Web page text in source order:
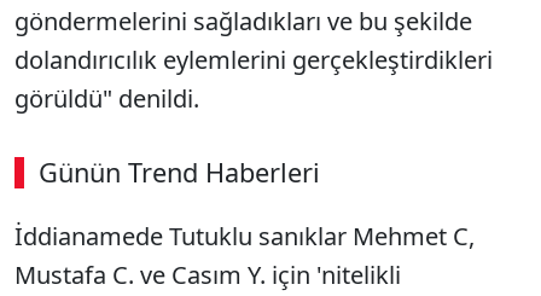
göndermelerini sağladıkları ve bu şekilde
dolandırıcılık eylemlerini gerçekleştirdikleri
görüldü" denildi.
Günün Trend Haberleri
İddianamede Tutuklu sanıklar Mehmet C,
Mustafa C. ve Casım Y. için 'nitelikli